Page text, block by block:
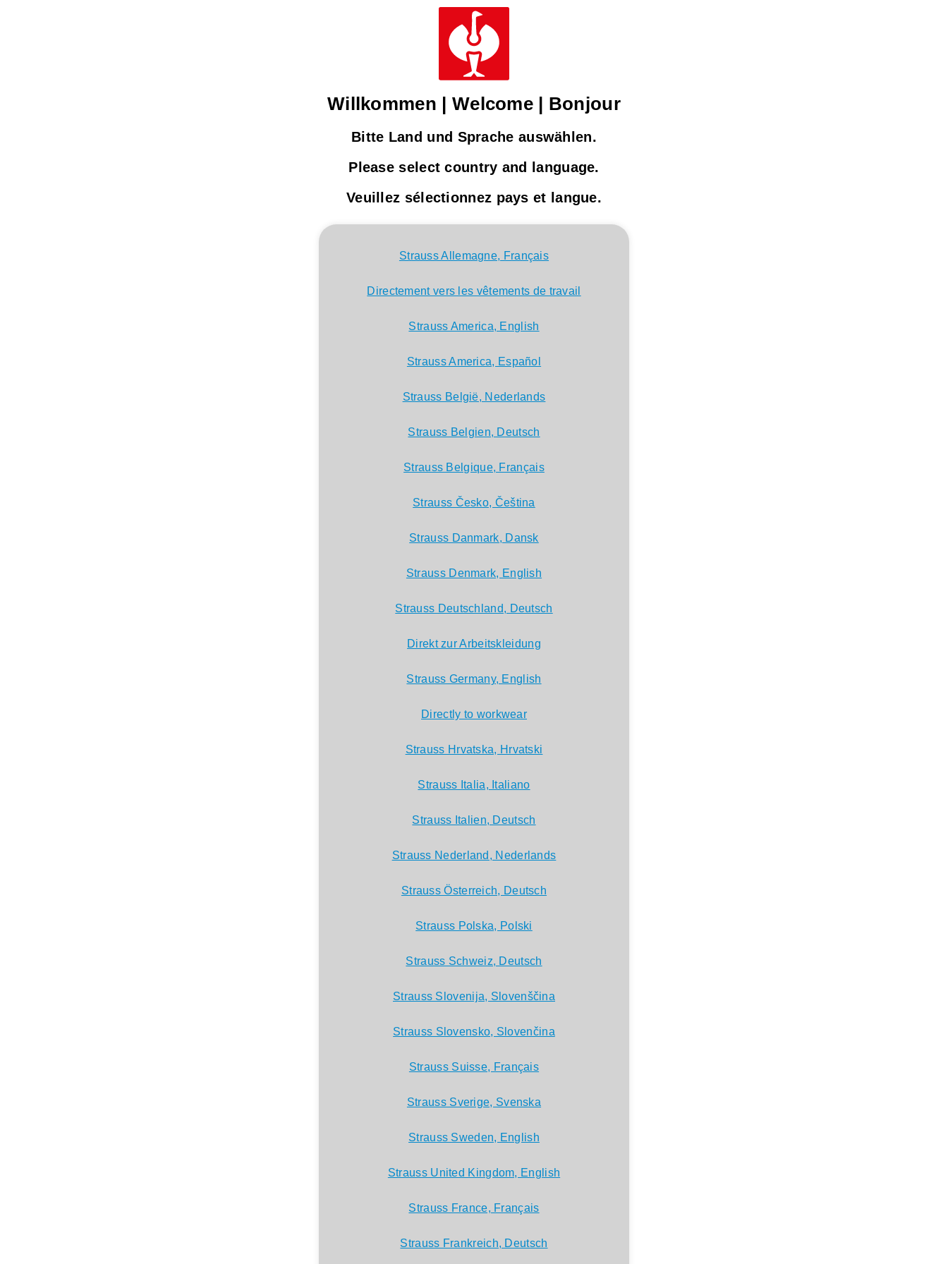
Willkommen | Welcome | Bonjour
Bitte Land und Sprache auswählen.
Please select country and language.
Veuillez sélectionnez pays et langue.
Strauss Allemagne, Français
Directement vers les vêtements de travail
Strauss America, English
Strauss America, Español
Strauss België, Nederlands
Strauss Belgien, Deutsch
Strauss Belgique, Français
Strauss Česko, Čeština
Strauss Danmark, Dansk
Strauss Denmark, English
Strauss Deutschland, Deutsch
Direkt zur Arbeitskleidung
Strauss Germany, English
Directly to workwear
Strauss Hrvatska, Hrvatski
Strauss Italia, Italiano
Strauss Italien, Deutsch
Strauss Nederland, Nederlands
Strauss Österreich, Deutsch
Strauss Polska, Polski
Strauss Schweiz, Deutsch
Strauss Slovenija, Slovenščina
Strauss Slovensko, Slovenčina
Strauss Suisse, Français
Strauss Sverige, Svenska
Strauss Sweden, English
Strauss United Kingdom, English
Strauss France, Français
Strauss Frankreich, Deutsch